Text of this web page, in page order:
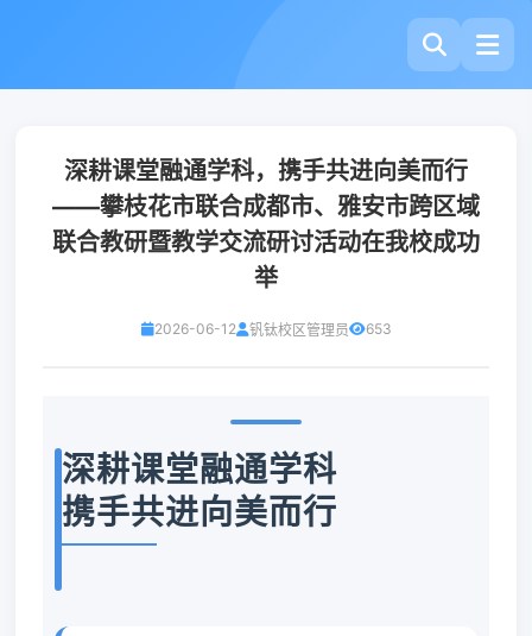
深耕课堂融通学科，携手共进向美而行
——攀枝花市联合成都市、雅安市跨区域
联合教研暨教学交流研讨活动在我校成功
举
2026-06-12 钒钛校区管理员 653
深耕课堂融通学科
携手共进向美而行